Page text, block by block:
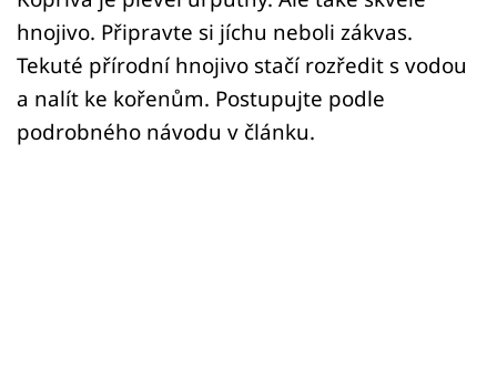
hnojivo. Připravte si jíchu neboli zákvas.
Tekuté přírodní hnojivo stačí rozředit s vodou
a nalít ke kořenům. Postupujte podle
podrobného návodu v článku.